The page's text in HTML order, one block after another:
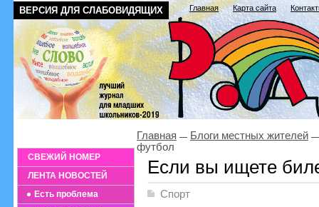
ВЕРСИЯ ДЛЯ СЛАБОВИДЯЩИХ Главная Карта сайта
СВЕЖИЙ НОМЕР
ЛЕНТА НОВОСТЕЙ
Есть проблема
Главная
Блоги местных жителей
футбол
Если вы ищете
Спорт